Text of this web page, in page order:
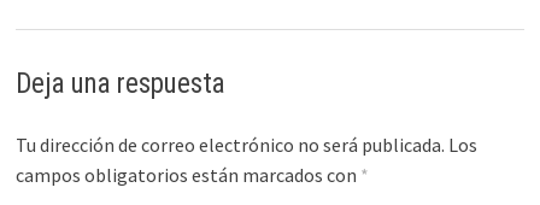
Deja una respuesta
Tu dirección de correo electrónico no será publicada. Los
campos obligatorios están marcados con *